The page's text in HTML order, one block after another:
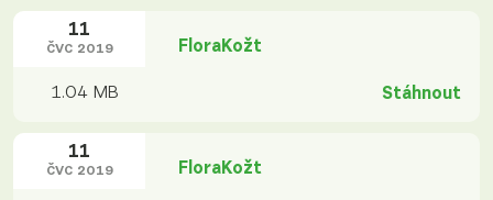
11
ČVC 2019 FloraKožt
1.04 MB Stáhnout
11
ČVC 2019 FloraKožt